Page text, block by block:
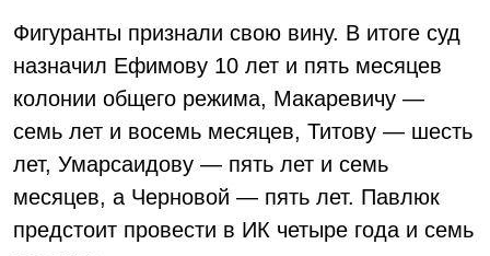
Фигуранты признали свою вину. В итоге суд
назначил Ефимову 10 лет и пять месяцев
колонии общего режима, Макаревичу —
семь лет и восемь месяцев, Титову — шесть
лет, Умарсаидову — пять лет и семь
месяцев, а Черновой — пять лет. Павлюк
предстоит провести в ИК четыре года и семь